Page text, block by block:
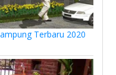
Terbaru 2020